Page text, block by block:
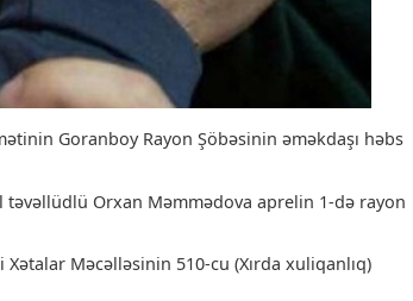
Goranboy Rayon Şöbəsinin əməkdaşı həbs
Orxan Məmmədova aprelin 1-də rayon
Məcəlləsinin 510-cu (Xırda xuliqanlıq)